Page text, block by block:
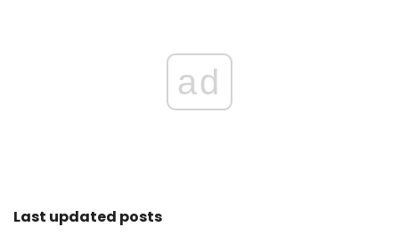
ad
Last updated posts